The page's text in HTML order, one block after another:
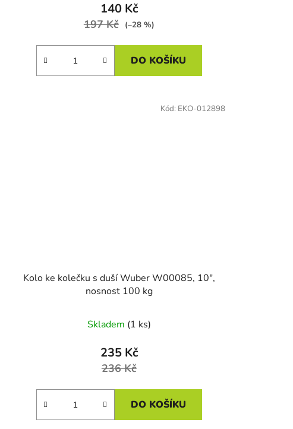
140 Kč
197 Kč (–28 %)
DO KOŠÍKU
Kolo ke kolečku s duší Wuber W00085, 10",
nosnost 100 kg
Skladem (1 ks)
235 Kč
236 Kč
DO KOŠÍKU
Kód: EKO-012898